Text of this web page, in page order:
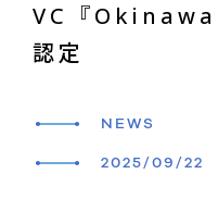
VC『
認定
NEWS
2025/09/22